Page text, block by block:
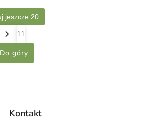
jeszcze 20
11
Do góry
Kontakt